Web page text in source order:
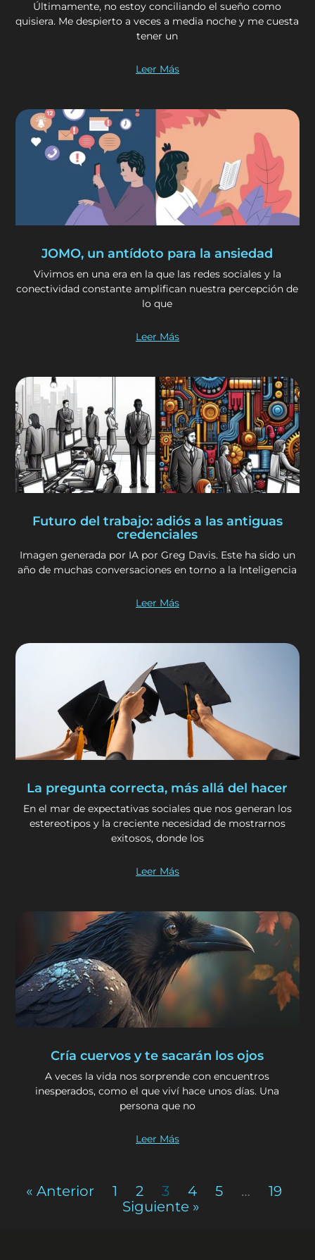
Últimamente, no estoy conciliando el sueño como
quisiera. Me despierto a veces a media noche y me cuesta
tener un
Leer Más
JOMO, un antídoto para la ansiedad
Vivimos en una era en la que las redes sociales y la
conectividad constante amplifican nuestra percepción de
lo que
Leer Más
Futuro del trabajo: adiós a las antiguas
credenciales
Imagen generada por IA por Greg Davis. Este ha sido un
año de muchas conversaciones en torno a la Inteligencia
Leer Más
La pregunta correcta, más allá del hacer
En el mar de expectativas sociales que nos generan los
estereotipos y la creciente necesidad de mostrarnos
exitosos, donde los
Leer Más
Cría cuervos y te sacarán los ojos
A veces la vida nos sorprende con encuentros
inesperados, como el que viví hace unos días. Una
persona que no
Leer Más
« Anterior 1 2 3 4 5 …
19
Siguiente »